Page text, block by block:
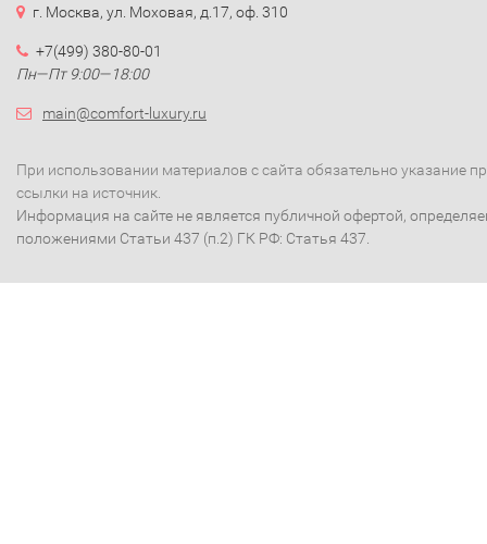
г. Москва, ул. Моховая, д.17, оф. 310
+7(499) 380-80-01
Пн—Пт 9:00—18:00
main@comfort-luxury.ru
При использовании материалов с сайта обязательно указание
ссылки на источник.
Информация на сайте не является публичной офертой,
положениями Статьи 437 (п.2) ГК РФ: Статья 437.